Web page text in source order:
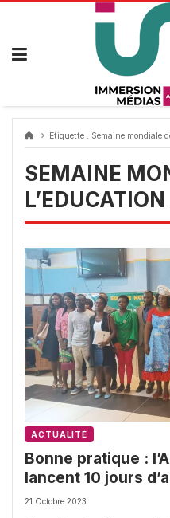
Passer
Étiquette : Semaine mondiale
SEMAINE
ACTUALITÉ
Bonne pratique :
lancent 10 jours
21 Octobre 2023